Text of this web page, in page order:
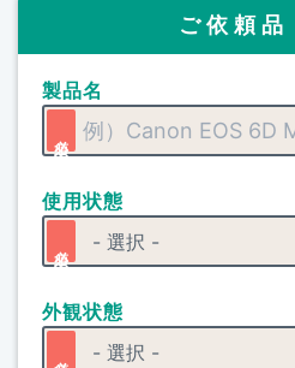
ご依頼品
製品名
使用状態
外観状態